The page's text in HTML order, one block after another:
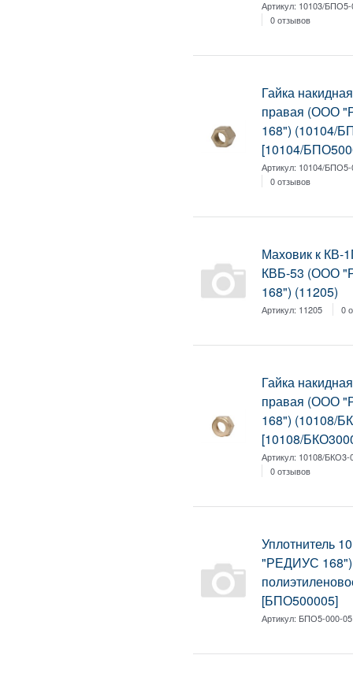
Артикул: 10103/БПО5-
0 отзывов
Гайка
правая (ООО
168") (10104/
[10104/
Артикул: 10104/БПО5-
0 отзывов
Маховик к КВ-
КВБ-53 (ООО
168") (11205)
Артикул: 11205 0
Гайка
правая (ООО
168") (10108/
[10108/
Артикул: 10108/БКО3-
0 отзывов
Уплотнитель
"РЕДИУС 168")
[БПО500005]
Артикул: БПО5-000-05